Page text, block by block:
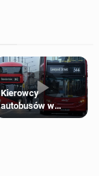
Kierowcy
autobusów w
Londynie